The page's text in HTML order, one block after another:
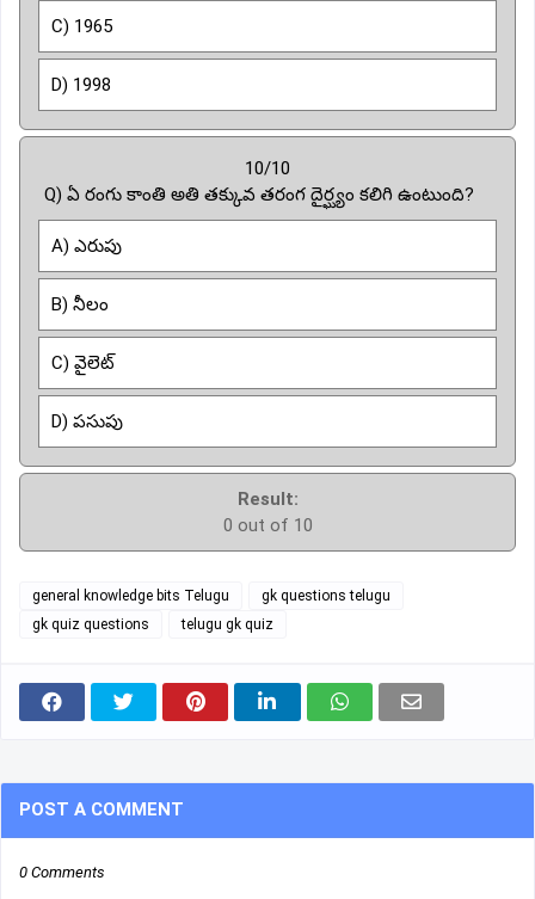
C) 1965
D) 1998
10/10
Q) ఏ రంగు కాంతి అతి తక్కువ తరంగ దైర్ఘ్యం కలిగి ఉంటుంది?
A) ఎరుపు
B) నీలం
C) వైలెట్
D) పసుపు
Result:
0 out of 10
general knowledge bits Telugu
gk questions telugu
gk quiz questions
telugu gk quiz
POST A COMMENT
0 Comments